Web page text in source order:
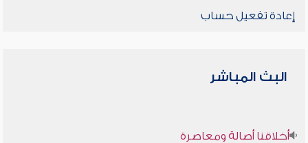
إعادة تفعيل حساب
البث المباشر
أخلاقنا أصالة ومعاصرة